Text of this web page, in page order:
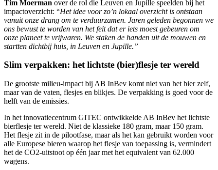
Tim Moerman over de rol die Leuven en Jupille speelden bij het
impactoverzicht: “Het idee voor zo’n lokaal overzicht is ontstaan
vanuit onze drang om te verduurzamen. Jaren geleden begonnen we
ons bewust te worden van het feit dat er iets moest gebeuren om
onze planeet te vrijwaren. We staken de handen uit de mouwen en
startten dichtbij huis, in Leuven en Jupille.”
Slim verpakken: het lichtste (bier)flesje ter wereld
De grootste milieu-impact bij AB InBev komt niet van het bier zelf,
maar van de vaten, flesjes en blikjes. De verpakking is goed voor de
helft van de emissies.
In het innovatiecentrum GITEC ontwikkelde AB InBev het lichtste
bierflesje ter wereld. Niet de klassieke 180 gram, maar 150 gram.
Het flesje zit in de pilootfase, maar als het kan gebruikt worden voor
alle Europese bieren waarop het flesje van toepassing is, vermindert
het de CO2-uitstoot op één jaar met het equivalent van 62.000
wagens.